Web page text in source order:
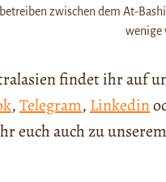
zwischen dem At-
wenige
findet ihr auf
,Telegram, Linkedin
euch auch zu unserem